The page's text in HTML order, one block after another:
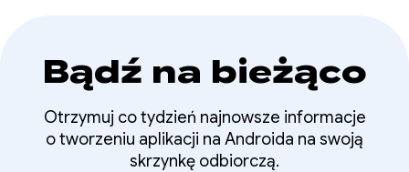
Bądź na bieżąco
Otrzymuj co tydzień najnowsze informacje
o tworzeniu aplikacji na Androida na swoją
skrzynkę odbiorczą.